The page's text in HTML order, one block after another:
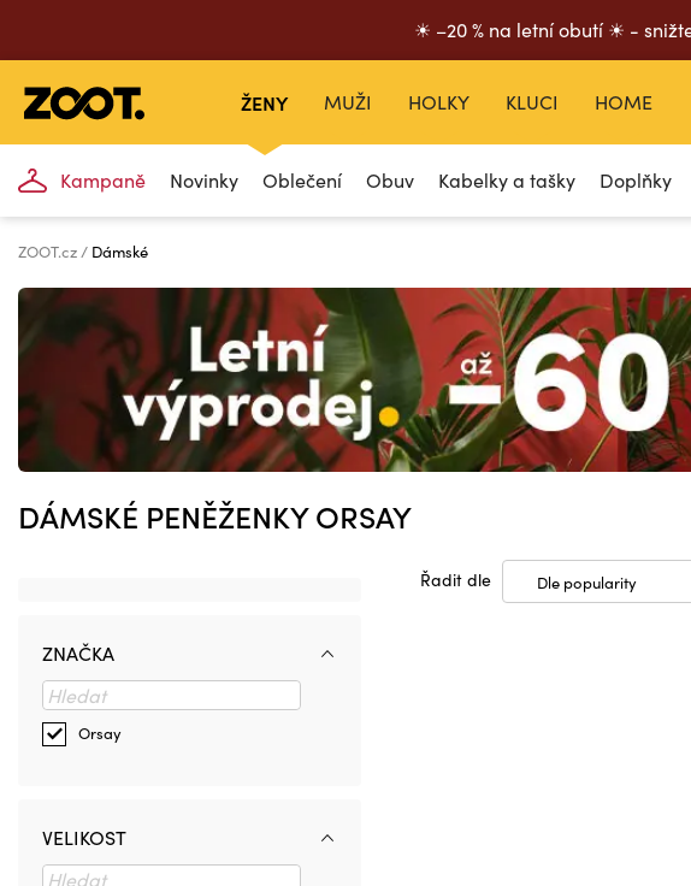
☀ –20 % na letní obutí ☀ -
ŽENY
Kampaně Novinky Oblečení Obuv Kabelky a tašky Doplňky
MUŽI HOLKY KLUCI HOME
ZOOT.cz Dámské
DÁMSKÉ PENĚŽENKY ORSAY
Řadit dle Dle popularity
ZNAČKA
Orsay
VELIKOST